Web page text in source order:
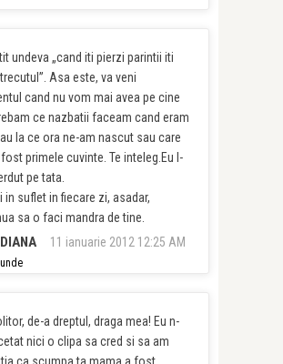
undeva „cand iti pierzi parintii iti
Asa este, va veni
cand nu vom mai avea pe cine
ce nazbatii faceam cand eram
la ce ora ne-am nascut sau care
primele cuvinte. Te inteleg.Eu l-
pe tata.
in suflet in fiecare zi, asadar,
sa o faci mandra de tine.
11 ianuarie 2012 12:25 AM
de-a dreptul, draga mea! Eu n-
nici o clipa sa cred si sa am